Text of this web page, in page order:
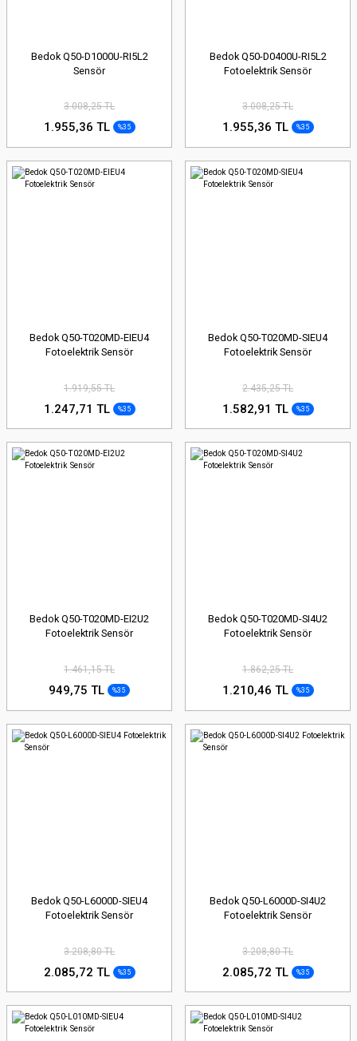
Bedok Q50-D1000U-RI5L2
Sensör
3.008,25 TL
1.955,36 TL %35
Bedok Q50-D0400U-RI5L2
Fotoelektrik Sensör
3.008,25 TL
1.955,36 TL %35
Bedok Q50-T020MD-EIEU4
Fotoelektrik Sensör
1.919,55 TL
1.247,71 TL %35
Bedok Q50-T020MD-SIEU4
Fotoelektrik Sensör
2.435,25 TL
1.582,91 TL %35
Bedok Q50-T020MD-EI2U2
Fotoelektrik Sensör
1.461,15 TL
949,75 TL %35
Bedok Q50-T020MD-SI4U2
Fotoelektrik Sensör
1.862,25 TL
1.210,46 TL %35
Bedok Q50-L6000D-SIEU4
Fotoelektrik Sensör
3.208,80 TL
2.085,72 TL %35
Bedok Q50-L6000D-SI4U2
Fotoelektrik Sensör
3.208,80 TL
2.085,72 TL %35